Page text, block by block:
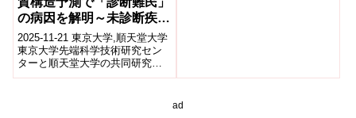
の病因を解明～未診断疾患
を救う新しい診断支援アプ
ローチ～
2025-11-21 東京大学,順天堂大学
東京大学先端科学技術研究セン
ターと順天堂大学の共同研究グ
ループは、長年原因不明の症状
ad